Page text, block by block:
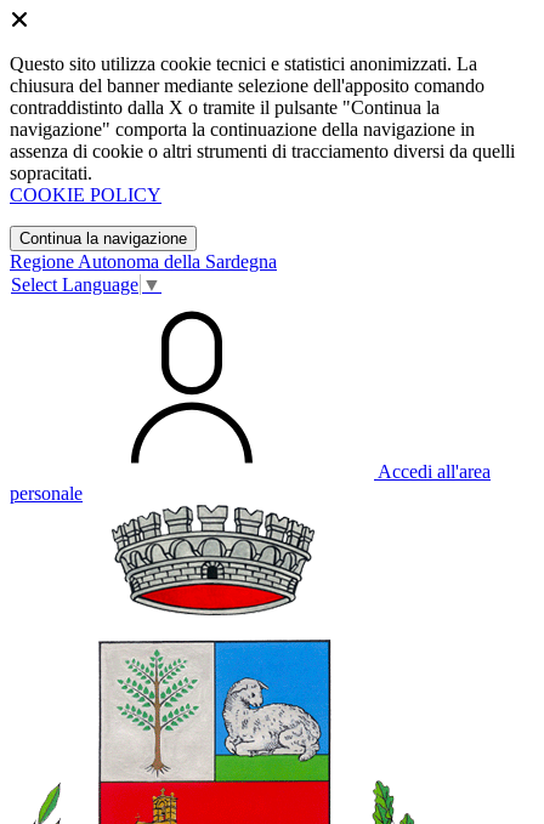
Questo sito utilizza cookie tecnici e statistici anonimizzati. La
chiusura del banner mediante selezione dell'apposito comando
contraddistinto dalla X o tramite il pulsante "Continua la
navigazione" comporta la continuazione della navigazione in
assenza di cookie o altri strumenti di tracciamento diversi da quelli
sopracitati.
COOKIE POLICY
Continua la navigazione
Regione Autonoma della Sardegna
Select Language ▼
Accedi all'area
personale